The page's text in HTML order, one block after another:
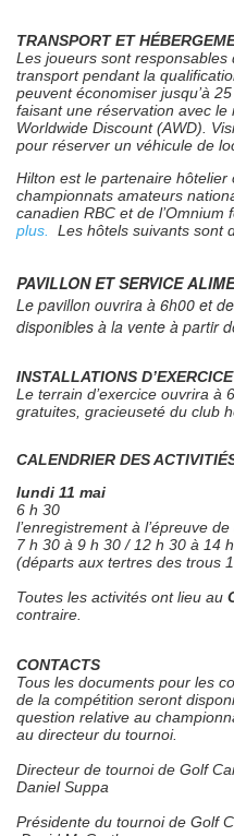
TRANSPORT ET
Les joueurs sont responsables
transport pendant la
peuvent économiser jusqu’à
faisant une réservation avec le
Worldwide Discount (AWD).
pour réserver un véhicule de
Hilton est le partenaire
championnats amateurs
canadien RBC et de l’Omnium
plus.
Les hôtels suivants sont
PAVILLON ET SERVICE
Le pavillon ouvrira à 6h00 et
disponibles à la vente à partir
INSTALLATIONS D’EXERCICE
Le terrain d’exercice ouvrira à
gratuites, gracieuseté du club
CALENDRIER DES
lundi 11 mai
6 h 30
l’enregistrement à l’épreuve
7 h 30 à 9 h 30 / 12 h 30 à
(départs aux tertres des trous
Toutes les activités ont lieu au
contraire.
CONTACTS
Tous les documents pour les
de la compétition seront
question relative au
au directeur du tournoi.
Directeur de
Daniel Suppa
Présidente du